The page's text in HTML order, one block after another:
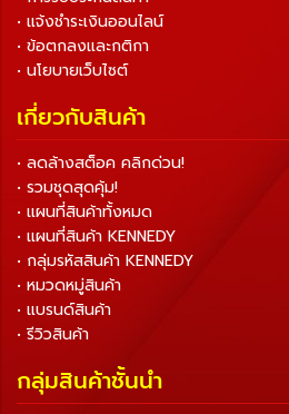
• แจ้งชำระเงินออนไลน์
• ข้อตกลงและกติกา
• นโยบายเว็บไซต์
เกี่ยวกับสินค้า
• ลดล้างสต็อค คลิกด่วน!
• รวมชุดสุดคุ้ม!
• แผนที่สินค้าทั้งหมด
• แผนที่สินค้า KENNEDY
• กลุ่มรหัสสินค้า KENNEDY
• หมวดหมู่สินค้า
• แบรนด์สินค้า
• รีวิวสินค้า
กลุ่มสินค้าชั้นนำ